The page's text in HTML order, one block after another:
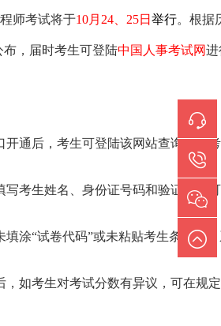
师考试将于10月24、25日 举行。根据
布，届时考生可登陆中国人事考试网进
开通后，考生可登陆该网站查询个人
写考生姓名、身份证号码和验证码即
填涂“试卷代码”或未粘贴考生条形码
，如考生对考试分数有异议，可在规